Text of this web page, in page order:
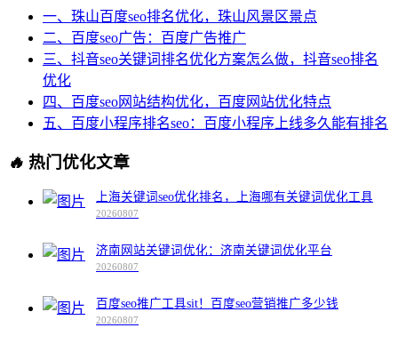
一、珠山百度seo排名优化，珠山风景区景点
二、百度seo广告：百度广告推广
三、抖音seo关键词排名优化方案怎么做，抖音seo排名
优化
四、百度seo网站结构优化，百度网站优化特点
五、百度小程序排名seo：百度小程序上线多久能有排名
🔥 热门优化文章
上海关键词seo优化排名，上海哪有关键词优化工具
20260807
济南网站关键词优化：济南关键词优化平台
20260807
百度seo推广工具sit！百度seo营销推广多少钱
20260807